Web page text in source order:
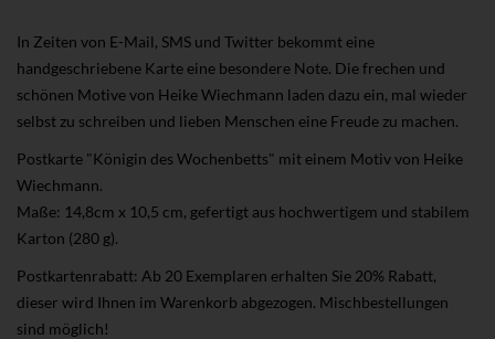
In Zeiten von E-Mail, SMS und Twitter bekommt eine
handgeschriebene Karte eine besondere Note. Die frechen und
schönen Motive von Heike Wiechmann laden dazu ein, mal wieder
selbst zu schreiben und lieben Menschen eine Freude zu machen.
Postkarte "Königin des Wochenbetts" mit einem Motiv von Heike
Wiechmann.
Maße: 14,8cm x 10,5 cm, gefertigt aus hochwertigem und stabilem
Karton (280 g).
Postkartenrabatt: Ab 20 Exemplaren erhalten Sie 20% Rabatt,
dieser wird Ihnen im Warenkorb abgezogen. Mischbestellungen
sind möglich!